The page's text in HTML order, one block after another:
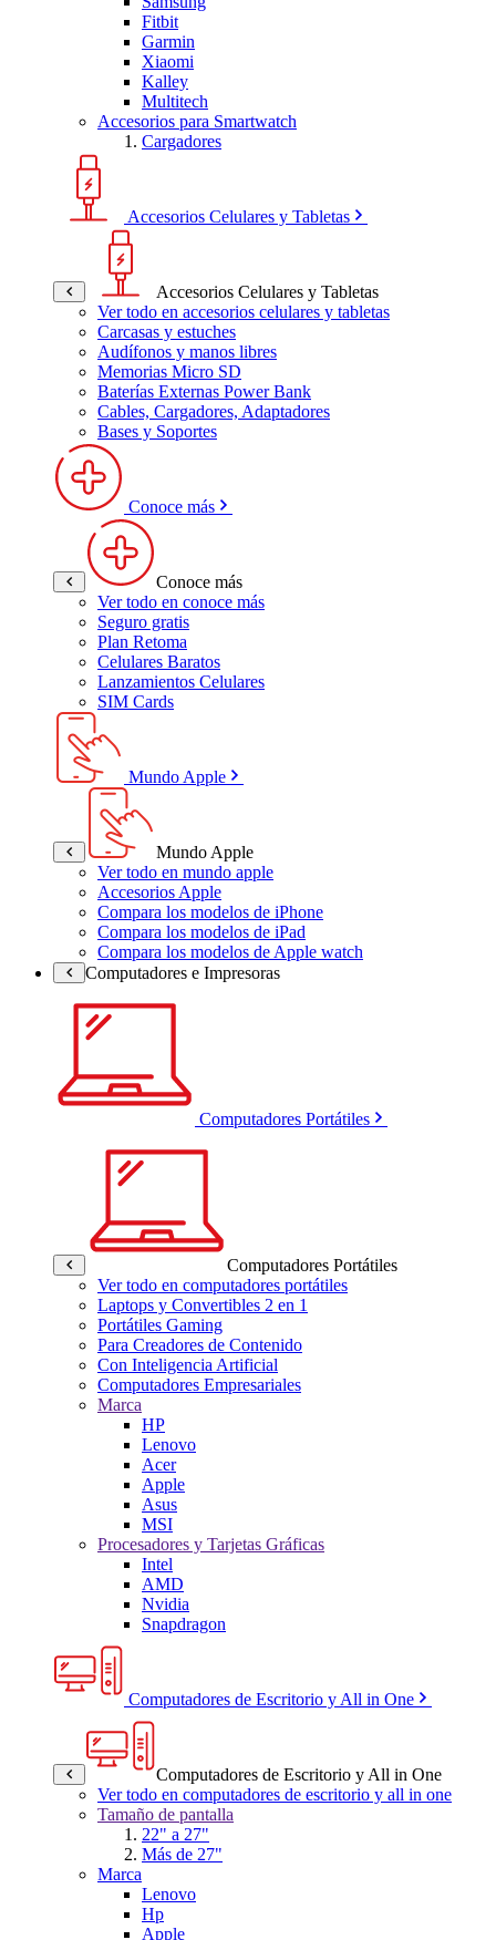
Fitbit
Garmin
Xiaomi
Kalley
Multitech
Accesorios para Smartwatch
Cargadores
Accesorios Celulares y Tabletas
Accesorios Celulares y Tabletas
Ver todo en accesorios celulares y tabletas
Carcasas y estuches
Audífonos y manos libres
Memorias Micro SD
Baterías Externas Power Bank
Cables, Cargadores, Adaptadores
Bases y Soportes
Conoce más
Conoce más
Ver todo en conoce más
Seguro gratis
Plan Retoma
Celulares Baratos
Lanzamientos Celulares
SIM Cards
Mundo Apple
Mundo Apple
Ver todo en mundo apple
Accesorios Apple
Compara los modelos de iPhone
Compara los modelos de iPad
Compara los modelos de Apple watch
Computadores e Impresoras
Computadores Portátiles
Computadores Portátiles
Ver todo en computadores portátiles
Laptops y Convertibles 2 en 1
Portátiles Gaming
Para Creadores de Contenido
Con Inteligencia Artificial
Computadores Empresariales
Marca
HP
Lenovo
Acer
Apple
Asus
MSI
Procesadores y Tarjetas Gráficas
Intel
AMD
Nvidia
Snapdragon
Computadores de Escritorio y All in One
Computadores de Escritorio y All in One
Ver todo en computadores de escritorio y all in one
Tamaño de pantalla
22" a 27"
Más de 27"
Marca
Lenovo
Hp
Apple